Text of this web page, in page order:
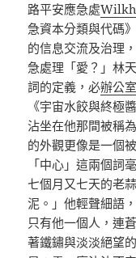
路平安應急處
急資本分類與代碼
的信息交流及治理
急處理「愛？」林
詞的定義，必辦公
《宇宙水餃與終極
沾坐在他那間被稱
的外觀更像是一個
「中心」這兩個詞
七個月又七天的老
泥。」他輕聲細語
只有他一個人，連
著鐵鏽與淡淡絕望